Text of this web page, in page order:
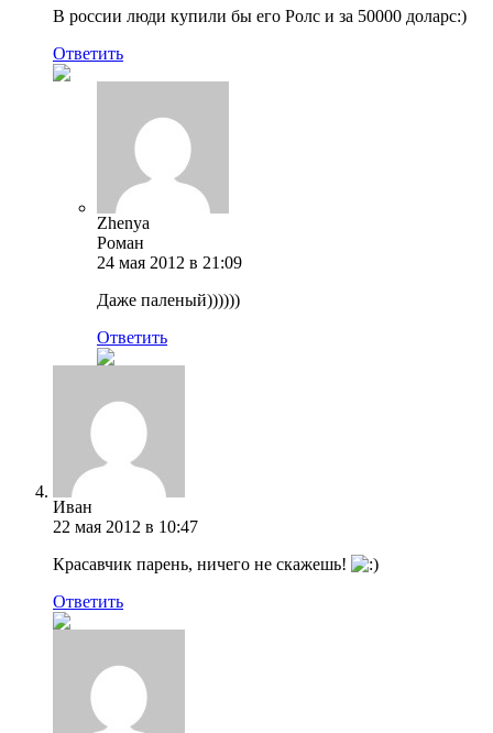
В россии люди купили бы его Ролс и за 50000 доларс:)
Ответить
Zhenya
Роман
24 мая 2012 в 21:09
Даже паленый))))))
Ответить
Иван
22 мая 2012 в 10:47
Красавчик парень, ничего не скажешь!
Ответить